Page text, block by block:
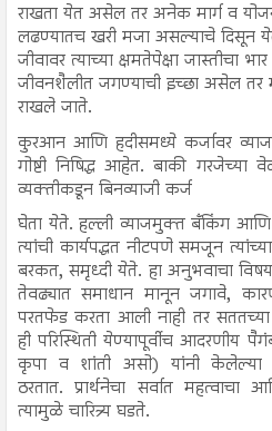
राखता येत असेल तर अनेक मार्ग व
लढण्यातच खरी मजा असल्याचे दिसून
जीवावर त्याच्या क्षमतेपेक्षा जास्तीचा
जीवनशैलीत जगण्याची इच्छा असेल
राखले जाते.
कुरआन आणि हदीसमध्ये कर्जावर
गोष्टी निषिद्ध आहेत. बाकी
व्यक्तीकडून बिनव्याजी कर्ज
घेता येते. हल्ली व्याजमुक्त बँकिंग
त्यांची कार्यपद्धत नीटपणे समजून
बरकत, समृध्दी येते. हा अनुभवाचा
तेवढ्यात समाधान मानून जगावे,
परतफेड करता आली नाही तर
ही परिस्थिती येण्यापूर्वीच आदरणीय
कृपा व शांती असो) यांनी केलेल्या
ठरतात. प्रार्थनेचा सर्वात
त्यामुळे चारित्र्य घडते.